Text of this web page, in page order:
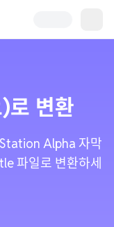
로 변환
Alpha 자막
파일로 변환하세